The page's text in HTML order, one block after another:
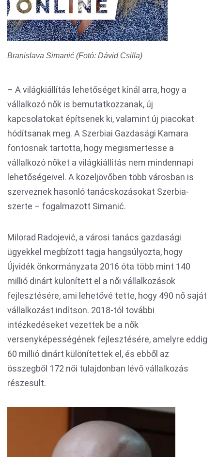
Branislava Simanić (Fotó: Dávid Csilla)
– A világkiállítás lehetőséget kínál arra, hogy a
vállalkozó nők is bemutatkozzanak, új
kapcsolatokat építsenek ki, valamint új piacokat
hódítsanak meg. A Szerbiai Gazdasági Kamara
fontosnak tartotta, hogy megismertesse a
vállalkozó nőket a világkiállítás nem mindennapi
lehetőségeivel. A közeljövőben több városban is
szerveznek hasonló tanácskozásokat Szerbia-
szerte – fogalmazott Simanić.
Milorad Radojević, a városi tanács gazdasági
ügyekkel megbízott tagja hangsúlyozta, hogy
Újvidék önkormányzata 2016 óta több mint 140
millió dinárt különített el a női vállalkozások
fejlesztésére, ami lehetővé tette, hogy 490 nő saját
vállalkozást indítson. 2018-tól további
intézkedéseket vezettek be a nők
versenyképességének fejlesztésére, amelyre eddig
60 millió dinárt különítettek el, és ebből az
összegből 172 női tulajdonban lévő vállalkozás
részesült.